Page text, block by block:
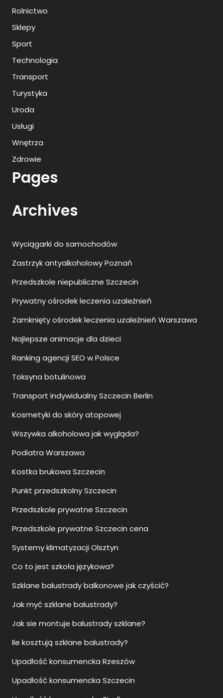
Rolnictwo
Sklepy
Sport
Technologia
Transport
Turystyka
Uroda
Usługi
Wnętrza
Zdrowie
Pages
Archives
Wyciągarki do samochodów
Zastrzyk antyalkoholowy Poznań
Przedszkole niepubliczne Szczecin
Prywatny ośrodek leczenia uzależnień
Zamknięty ośrodek leczenia uzależnień Warszawa
Najlepsze animacje dla dzieci
Ranking agencji SEO w Polsce
Toksyna botulinowa
Transport indywidualny Szczecin Berlin
Kosmetyki do skóry atopowej
Wszywka alkoholowa jak wygląda?
Podiatra Warszawa
Kostka brukowa Szczecin
Punkt przedszkolny Szczecin
Przedszkole prywatne Szczecin
Przedszkole prywatne Szczecin cena
Systemy klimatyzacji Olsztyn
Co to jest szkoła językowa?
Szklane balustrady balkonowe jak czyścić?
Jak myć szklane balustrady?
Jak sie montuje balustrady szklane?
Ile kosztują szklane balustrady?
Upadłość konsumencka Rzeszów
Upadłość konsumencka Szczecin